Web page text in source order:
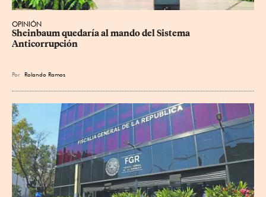
OPINIÓN
Sheinbaum quedaría al mando del Sistema
Anticorrupción
Por Rolando Ramos